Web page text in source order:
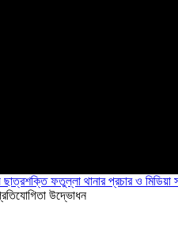
ফতুল্লা থানার প্রচার ও মিডিয়া সম্পাদক
উদ্ভোধন